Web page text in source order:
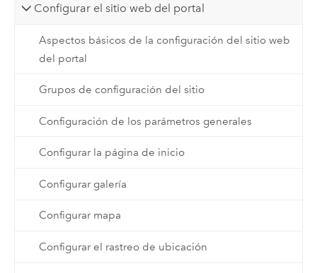
Configurar el sitio web del portal
Aspectos básicos de la configuración del sitio web
del portal
Grupos de configuración del sitio
Configuración de los parámetros generales
Configurar la página de inicio
Configurar galería
Configurar mapa
Configurar el rastreo de ubicación